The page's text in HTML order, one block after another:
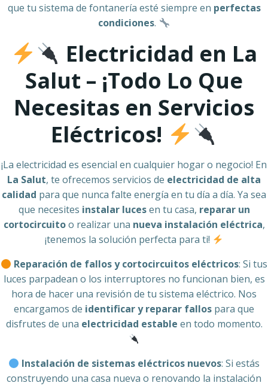
que tu sistema de fontanería esté siempre en perfectas
condiciones.
Electricidad en La
Salut – ¡Todo Lo Que
Necesitas en Servicios
Eléctricos!
¡La electricidad es esencial en cualquier hogar o negocio! En
La Salut, te ofrecemos servicios de electricidad de alta
calidad para que nunca falte energía en tu día a día. Ya sea
que necesites instalar lucesen tu casa, reparar un
cortocircuitoo realizar una nueva instalación eléctrica,
¡tenemos la solución perfecta para ti!
Reparación de fallos y cortocircuitos eléctricos: Si tus
luces parpadean o los interruptores no funcionan bien, es
hora de hacer una revisión de tu sistema eléctrico. Nos
encargamos de identificar y reparar fallos para que
disfrutes de una electricidad estable en todo momento.
Instalación de sistemas eléctricos nuevos: Si estás
construyendo una casa nueva o renovando la instalación